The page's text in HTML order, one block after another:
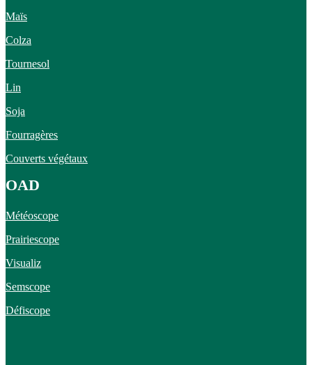
Maïs
Colza
Tournesol
Lin
Soja
Fourragères
Couverts végétaux
OAD
Météoscope
Prairiescope
Visualiz
Semscope
Défiscope